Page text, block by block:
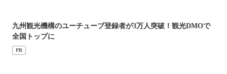
九州観光機構のユーチューブ登録者が3万人突破！観光DMOで
全国トップに
PR